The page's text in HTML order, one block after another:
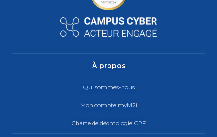
À propos
Qui sommes-nous
Mon compte myM2i
Charte de déontologie CPF